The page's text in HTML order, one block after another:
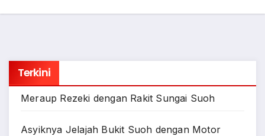
Terkini
Meraup Rezeki dengan Rakit Sungai Suoh
Asyiknya Jelajah Bukit Suoh dengan Motor